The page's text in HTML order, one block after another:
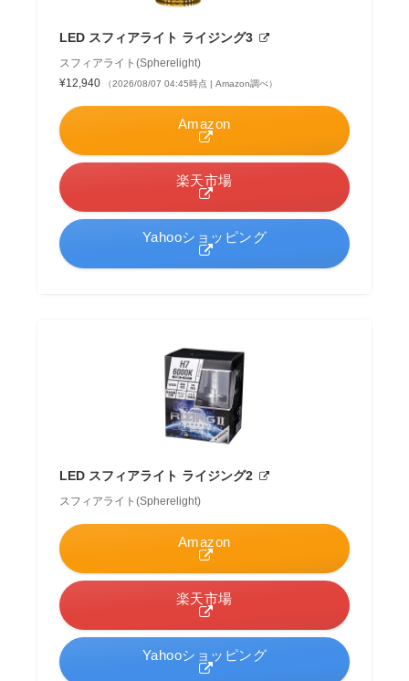
LED スフィアライト ライジング3
スフィアライト(Spherelight)
¥12,940
（2026/08/07 04:45時点 | Amazon調べ）
Amazon
楽天市場
Yahooショッピング
LED スフィアライト ライジング2
スフィアライト(Spherelight)
Amazon
楽天市場
Yahooショッピング